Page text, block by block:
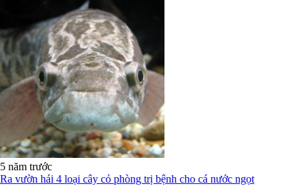
5 năm trước
Ra vườn hái 4 loại cây cỏ phòng trị bệnh cho cá nước ngọt